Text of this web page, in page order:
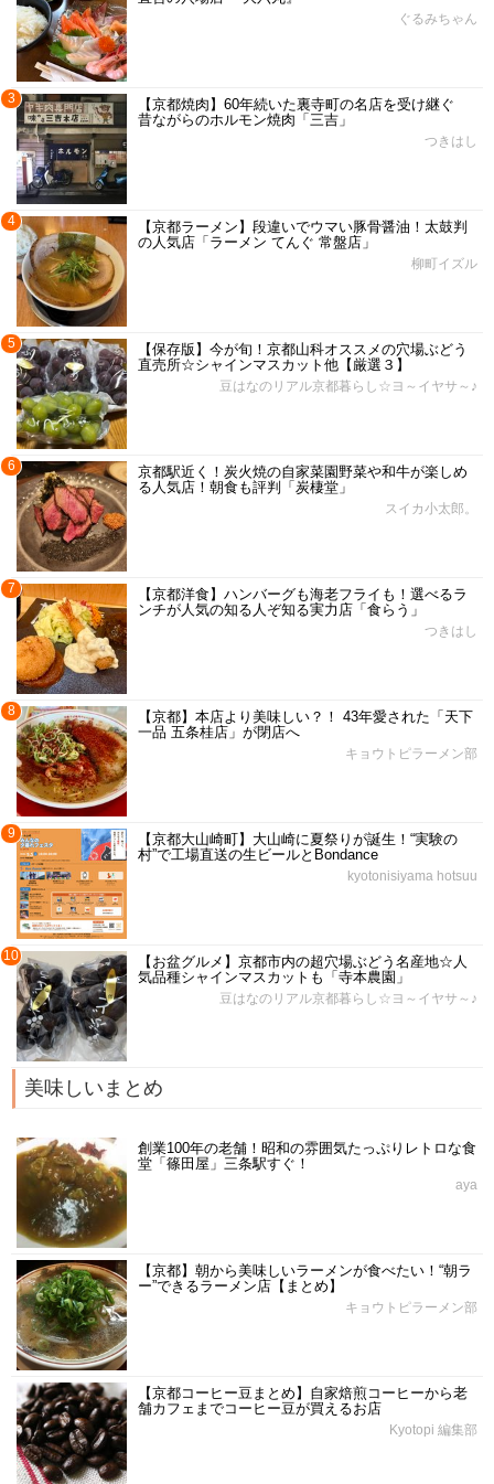
ぐるみちゃん
3
【京都焼肉】60年続いた裏寺町の名店を受け継ぐ
昔ながらのホルモン焼肉「三吉」
つきはし
4
【京都ラーメン】段違いでウマい豚骨醤油！太鼓判
の人気店「ラーメン てんぐ 常盤店」
柳町イズル
5
【保存版】今が旬！京都山科オススメの穴場ぶどう
直売所☆シャインマスカット他【厳選３】
豆はなのリアル京都暮らし☆ヨ～イヤサ～♪
6
京都駅近く！炭火焼の自家菜園野菜や和牛が楽しめ
る人気店！朝食も評判「炭棲堂」
スイカ小太郎。
7
【京都洋食】ハンバーグも海老フライも！選べるラ
ンチが人気の知る人ぞ知る実力店「食らう」
つきはし
8
【京都】本店より美味しい？！ 43年愛された「天下
一品 五条桂店」が閉店へ
キョウトピラーメン部
9
【京都大山崎町】大山崎に夏祭りが誕生！“実験の
村”で工場直送の生ビールとBondance
kyotonisiyama hotsuu
10
【お盆グルメ】京都市内の超穴場ぶどう名産地☆人
気品種シャインマスカットも「寺本農園」
豆はなのリアル京都暮らし☆ヨ～イヤサ～♪
美味しいまとめ
創業100年の老舗！昭和の雰囲気たっぷりレトロな食
堂「篠田屋」三条駅すぐ！
aya
【京都】朝から美味しいラーメンが食べたい！“朝ラ
ー”できるラーメン店【まとめ】
キョウトピラーメン部
【京都コーヒー豆まとめ】自家焙煎コーヒーから老
舗カフェまでコーヒー豆が買えるお店
Kyotopi 編集部